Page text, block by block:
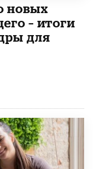
новых
– итоги
для